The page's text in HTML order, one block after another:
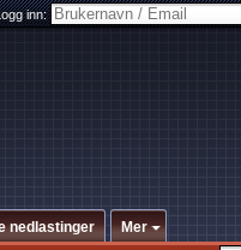
inn:
nedlastinger Mer